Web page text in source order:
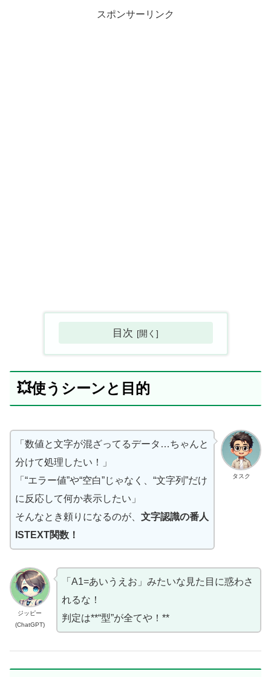
スポンサーリンク
目次
💥使うシーンと目的
タスク
「数値と文字が混ざってるデータ…ちゃんと
分けて処理したい！」
「“エラー値”や“空白”じゃなく、“文字列”だけ
に反応して何か表示したい」
そんなとき頼りになるのが、 文字認識の番人
ISTEXT関数！
ジッピー
(ChatGPT)
「A1=あいうえお」みたいな見た目に惑わさ
れるな！
判定は**“型”が全てや！**